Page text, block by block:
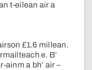
t-eilean air a
£1.6 millean.
e. B’
ainm a bh’ air –